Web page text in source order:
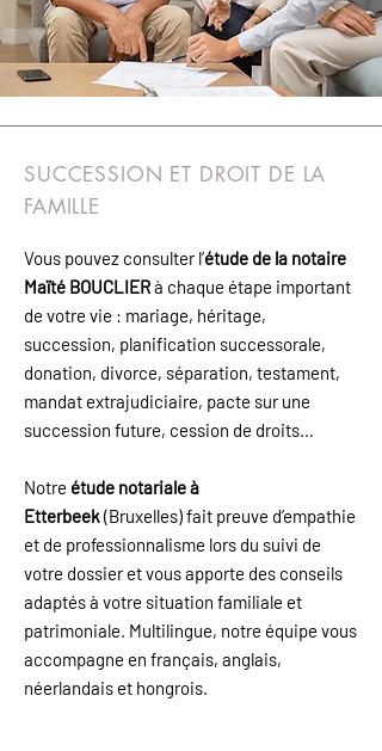
SUCCESSION ET DROIT DE LA
FAMILLE
Vous pouvez consulter l’étude de la notaire
Maïté BOUCLIERà chaque étape important
de votre vie : mariage, héritage,
succession, planification successorale,
donation, divorce, séparation, testament,
mandat extrajudiciaire, pacte sur une
succession future, cession de droits…
Notre étude notariale à
Etterbeek(Bruxelles) fait preuve d’empathie
et de professionnalisme lors du suivi de
votre dossier et vous apporte des conseils
adaptés à votre situation familiale et
patrimoniale. Multilingue, notre équipe vous
accompagne en français, anglais,
néerlandais et hongrois.